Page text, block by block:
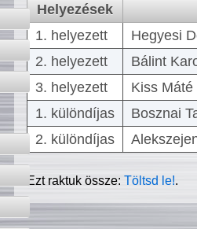
Helyezések
1. helyezett
Hegyesi
2. helyezett
Bálint
3. helyezett
Kiss
1. különdíjas
Bosznai
2. különdíjas
Ezt raktuk össze:Töltsd le!.